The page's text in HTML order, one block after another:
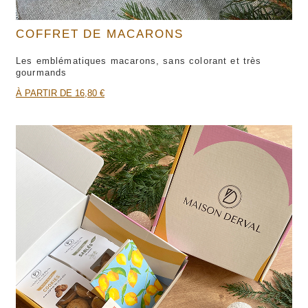
COFFRET DE MACARONS
Les emblématiques macarons, sans colorant et très
gourmands
À PARTIR DE 16,80 €